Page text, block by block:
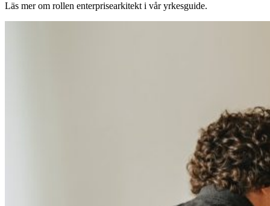
Läs mer om rollen enterprisearkitekt i vår yrkesguide.